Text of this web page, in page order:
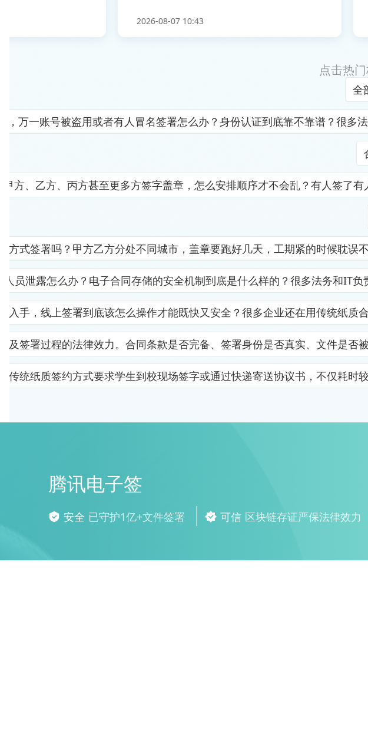
2026-08-07 10:43
点击热
全
万一账号被盗用或者有人冒名签署怎么办？身份认证到底靠不靠谱？很
方、乙方、丙方甚至更多方签字盖章，怎么安排顺序才不会乱？有人签了
方式签署吗？甲方乙方分处不同城市，盖章要跑好几天，工期紧的时候耽
员泄露怎么办？电子合同存储的安全机制到底是什么样的？很多法务和
入手，线上签署到底该怎么操作才能既快又安全？很多企业还在用传统纸
签署过程的法律效力。合同条款是否完备、签署身份是否真实、文件
统纸质签约方式要求学生到校现场签字或通过快递寄送协议书，不仅
腾讯电子签
安全 已守护1亿+文件签署 可信 区块链存证严保法律效力